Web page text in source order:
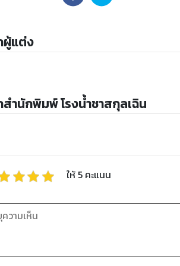
ผู้แต่ง
สำนักพิมพ์ โรงน้ำชาสกุลเฉิน
ให้ 5 คะแนน